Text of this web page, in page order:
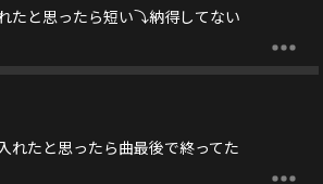
たと思ったら短い⤵️納得してない
れたと思ったら曲最後で終ってた